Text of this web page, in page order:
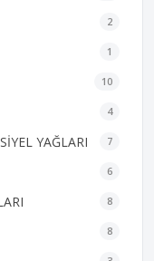
2
1
10
4
YAĞLARI 7
6
8
8